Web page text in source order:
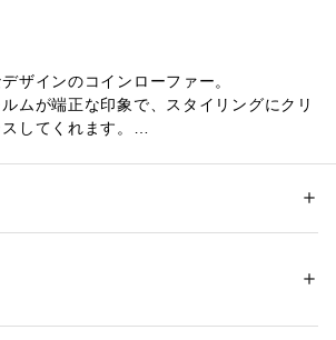
ザインのコインローファー。
ムが端正な印象で、スタイリングにクリ
してくれます。
プ）